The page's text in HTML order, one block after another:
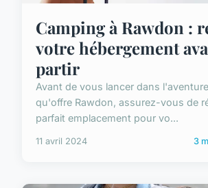
Camping à Rawdon :
votre hébergement
partir
Avant de vous lancer dans
qu'offre Rawdon, assurez-vous de
parfait emplacement pour vo...
11 avril 2024 3